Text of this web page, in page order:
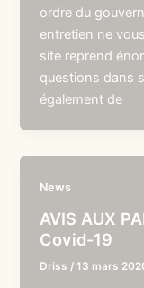
ordre du
entretien ne
site reprend
questions dans
également de
News
AVIS AUX
Covid-19
Driss /13 mars